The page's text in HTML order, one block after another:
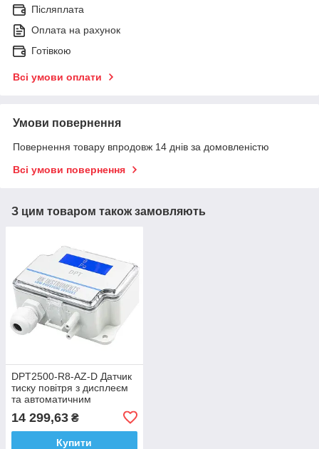
Післяплата
Оплата на рахунок
Готівкою
Всі умови оплати
Умови повернення
Повернення товару впродовж 14 днів за домовленістю
Всі умови повернення
З цим товаром також замовляють
DPT2500-R8-AZ-D Датчик
тиску повітря з дисплеєм
та автоматичним
діапазон -100...2500Па
14 299,63 ₴
Купити